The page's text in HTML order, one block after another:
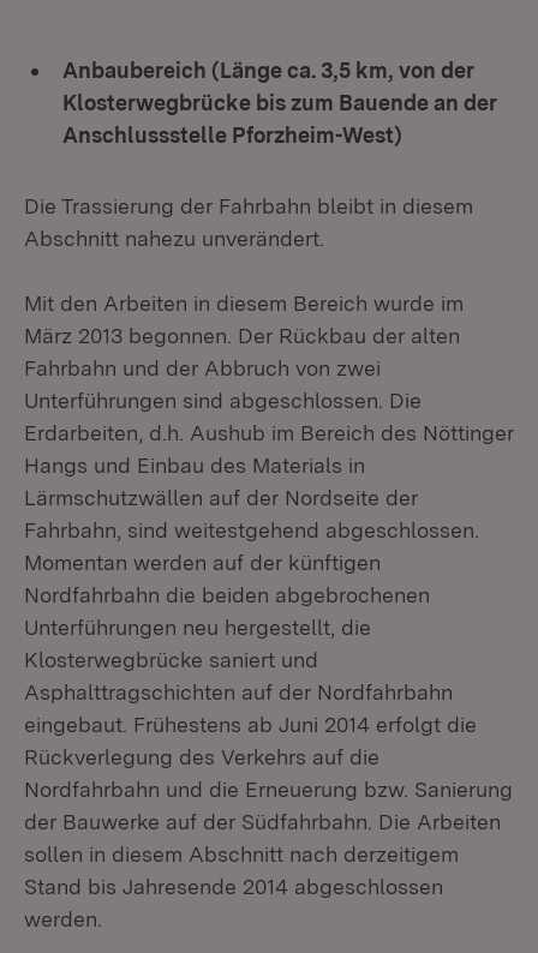
Anbaubereich (Länge ca. 3,5 km, von der
Klosterwegbrücke bis zum Bauende an der
Anschlussstelle Pforzheim-West)
Die Trassierung der Fahrbahn bleibt in diesem
Abschnitt nahezu unverändert.
Mit den Arbeiten in diesem Bereich wurde im
März 2013 begonnen. Der Rückbau der alten
Fahrbahn und der Abbruch von zwei
Unterführungen sind abgeschlossen. Die
Erdarbeiten, d.h. Aushub im Bereich des Nöttinger
Hangs und Einbau des Materials in
Lärmschutzwällen auf der Nordseite der
Fahrbahn, sind weitestgehend abgeschlossen.
Momentan werden auf der künftigen
Nordfahrbahn die beiden abgebrochenen
Unterführungen neu hergestellt, die
Klosterwegbrücke saniert und
Asphalttragschichten auf der Nordfahrbahn
eingebaut. Frühestens ab Juni 2014 erfolgt die
Rückverlegung des Verkehrs auf die
Nordfahrbahn und die Erneuerung bzw. Sanierung
der Bauwerke auf der Südfahrbahn. Die Arbeiten
sollen in diesem Abschnitt nach derzeitigem
Stand bis Jahresende 2014 abgeschlossen
werden.